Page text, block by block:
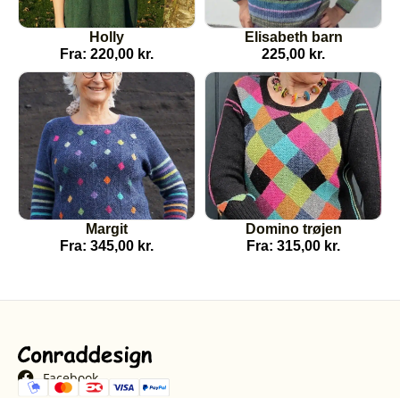
Holly
Fra: 220,00 kr.
Elisabeth barn
225,00 kr.
Margit
Fra: 345,00 kr.
Domino trøjen
Fra: 315,00 kr.
Facebook